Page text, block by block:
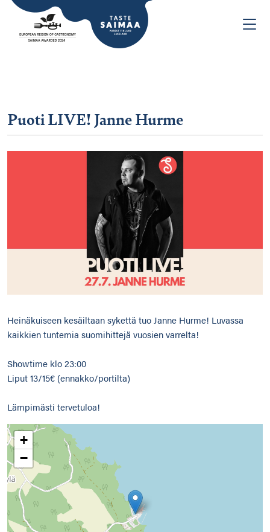
Puoti LIVE! Janne Hurme
Heinäkuiseen kesäiltaan sykettä tuo Janne Hurme! Luvassa
kaikkien tuntemia suomihittejä vuosien varrelta!
Showtime klo 23:00
Liput 13/15€ (ennakko/portilta)
Lämpimästi tervetuloa!
+
−